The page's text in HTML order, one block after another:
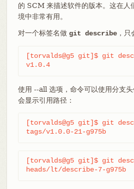
的 SCM 来描述软件的版本。这在人
境中非常有用。
对一个标签名做 git describe，只
[torvalds@g5 git]$ git
v1.0.4
使用 --all 选项，命令可以使用分支
会显示引用路径：
[torvalds@g5 git]$ git
tags/v1.0.0-21-g975b
[torvalds@g5 git]$ git
heads/lt/describe-7-g975b